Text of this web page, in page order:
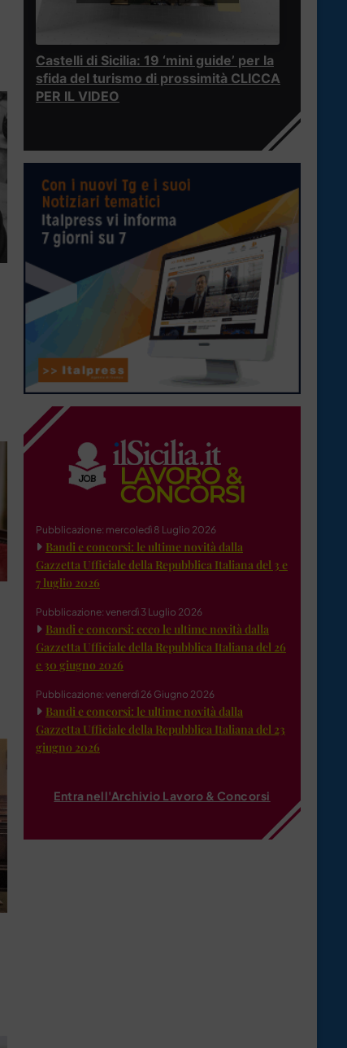
Castelli di Sicilia: 19 ‘mini guide’ per la
sfida del turismo di prossimità CLICCA
PER IL VIDEO
Pubblicazione: mercoledì 8 Luglio 2026
Bandi e concorsi: le ultime novità dalla
Gazzetta Ufficiale della Repubblica Italiana del 3 e
7 luglio 2026
Pubblicazione: venerdì 3 Luglio 2026
Bandi e concorsi: ecco le ultime novità dalla
Gazzetta Ufficiale della Repubblica Italiana del 26
e 30 giugno 2026
Pubblicazione: venerdì 26 Giugno 2026
Bandi e concorsi: le ultime novità dalla
Gazzetta Ufficiale della Repubblica Italiana del 23
giugno 2026
Entra nell'Archivio Lavoro & Concorsi